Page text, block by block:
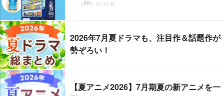
（PR）ジハンピ
2026年7月夏ドラマも、注目作＆話題作が
勢ぞろい！
【夏アニメ2026】7月期夏の新アニメを一